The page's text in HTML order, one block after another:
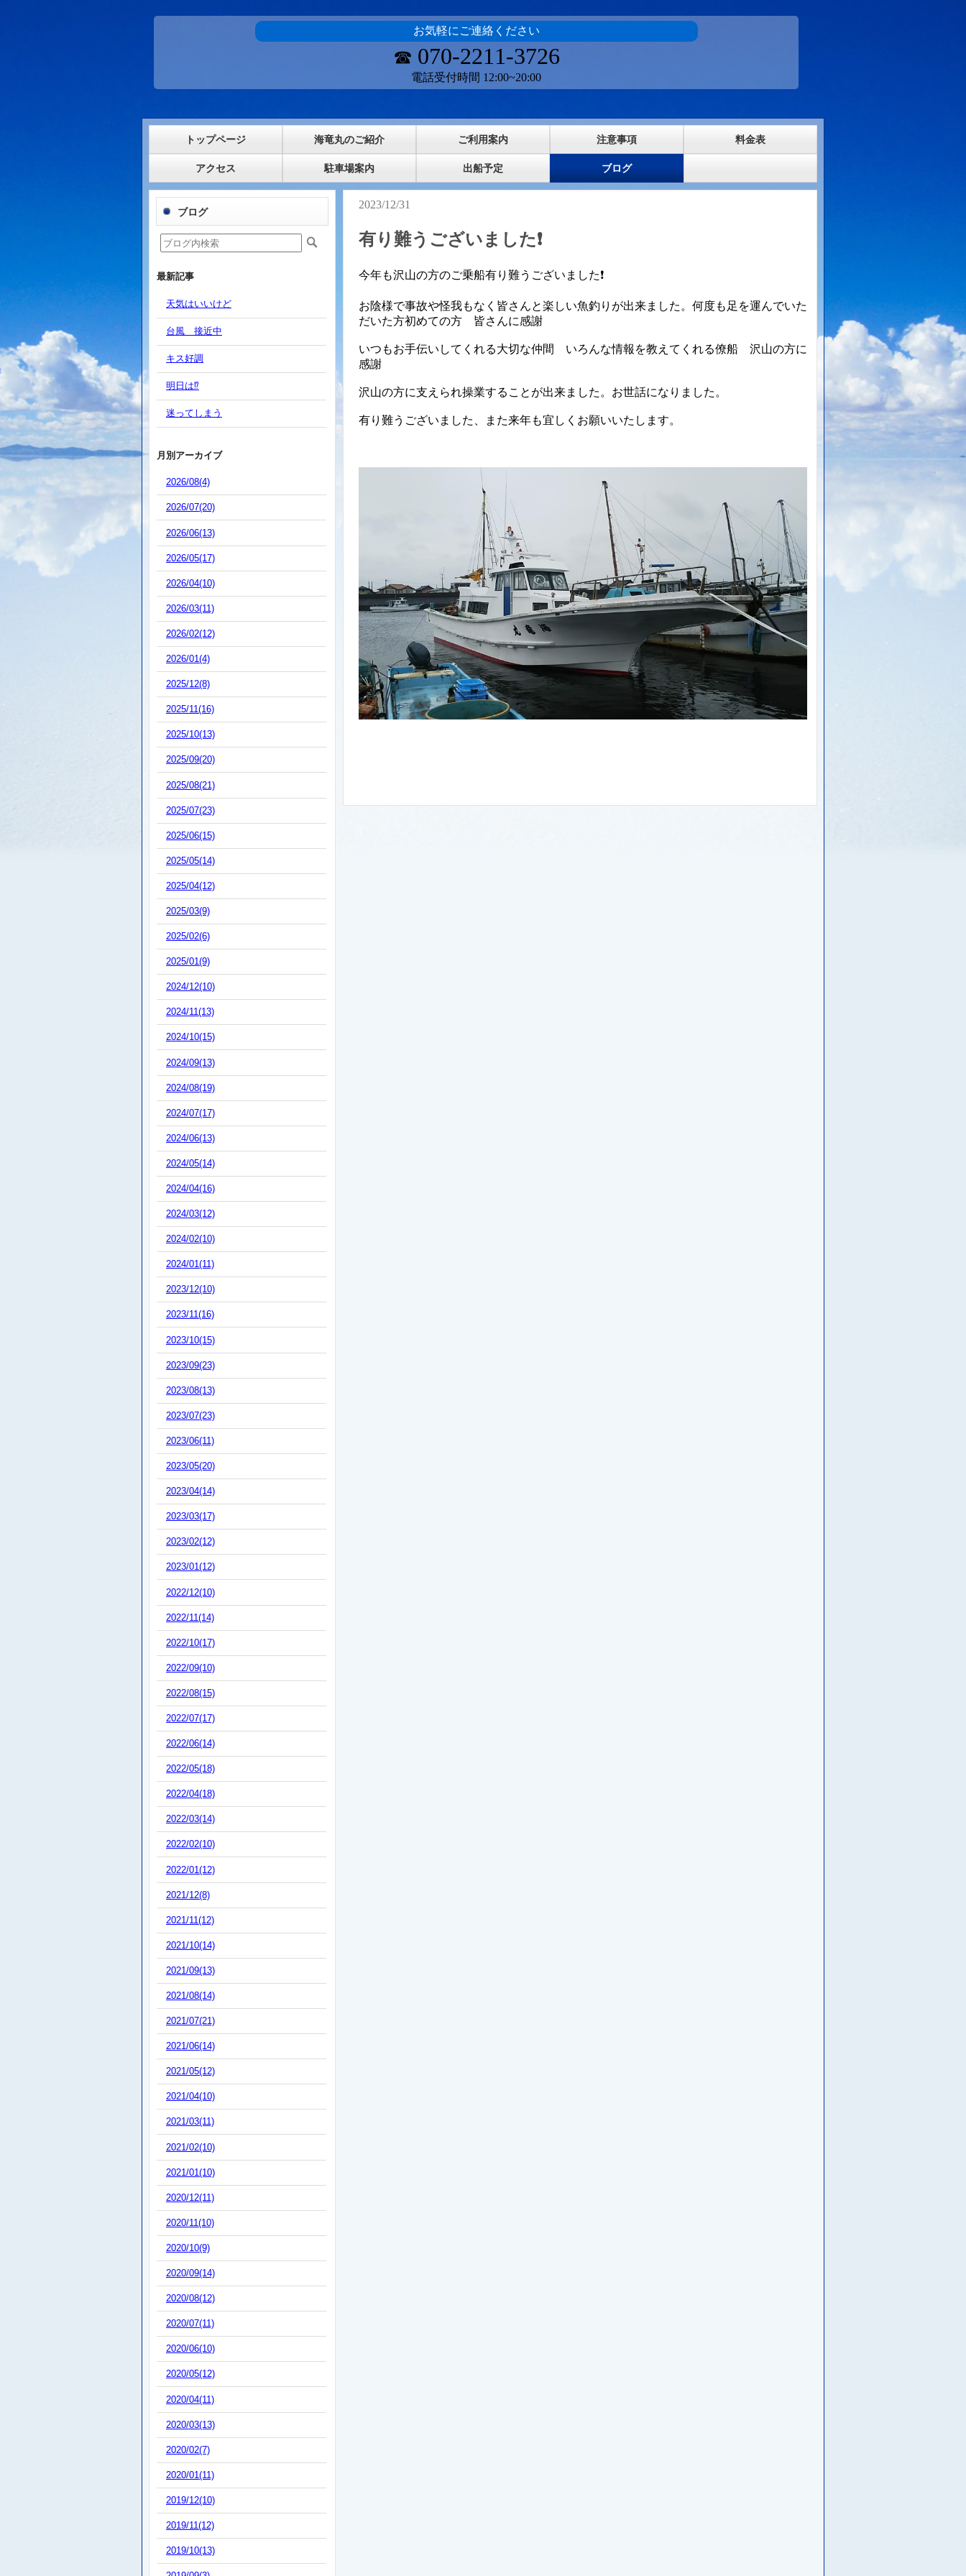
お気軽にご連絡ください
☎ 070-2211-3726
電話受付時間 12:00~20:00
トップページ 海竜丸のご紹介 ご利用案内 注意事項 料金表
アクセス 駐車場案内 出船予定 ブログ
ブログ
最新記事
天気はいいけど
台風 接近中
キス好調
明日は⁉️
迷ってしまう
月別アーカイブ
2026/08(4)
2026/07(20)
2026/06(13)
2026/05(17)
2026/04(10)
2026/03(11)
2026/02(12)
2026/01(4)
2025/12(8)
2025/11(16)
2025/10(13)
2025/09(20)
2025/08(21)
2025/07(23)
2025/06(15)
2025/05(14)
2025/04(12)
2025/03(9)
2025/02(6)
2025/01(9)
2024/12(10)
2024/11(13)
2024/10(15)
2024/09(13)
2024/08(19)
2024/07(17)
2024/06(13)
2024/05(14)
2024/04(16)
2024/03(12)
2024/02(10)
2024/01(11)
2023/12(10)
2023/11(16)
2023/10(15)
2023/09(23)
2023/08(13)
2023/07(23)
2023/06(11)
2023/05(20)
2023/04(14)
2023/03(17)
2023/02(12)
2023/01(12)
2022/12(10)
2022/11(14)
2022/10(17)
2022/09(10)
2022/08(15)
2022/07(17)
2022/06(14)
2022/05(18)
2022/04(18)
2022/03(14)
2022/02(10)
2022/01(12)
2021/12(8)
2021/11(12)
2021/10(14)
2021/09(13)
2021/08(14)
2021/07(21)
2021/06(14)
2021/05(12)
2021/04(10)
2021/03(11)
2021/02(10)
2021/01(10)
2020/12(11)
2020/11(10)
2020/10(9)
2020/09(14)
2020/08(12)
2020/07(11)
2020/06(10)
2020/05(12)
2020/04(11)
2020/03(13)
2020/02(7)
2020/01(11)
2019/12(10)
2019/11(12)
2019/10(13)
2023/12/31
有り難うございました❗
今年も沢山の方のご乗船有り難うございました❗
お陰様で事故や怪我もなく皆さんと楽しい魚釣りが出来ました。何度も足を運んでいた
だいた方初めての方 皆さんに感謝
いつもお手伝いしてくれる大切な仲間 いろんな情報を教えてくれる僚船 沢山の方に
感謝
沢山の方に支えられ操業することが出来ました。お世話になりました。
有り難うございました、また来年も宜しくお願いいたします。